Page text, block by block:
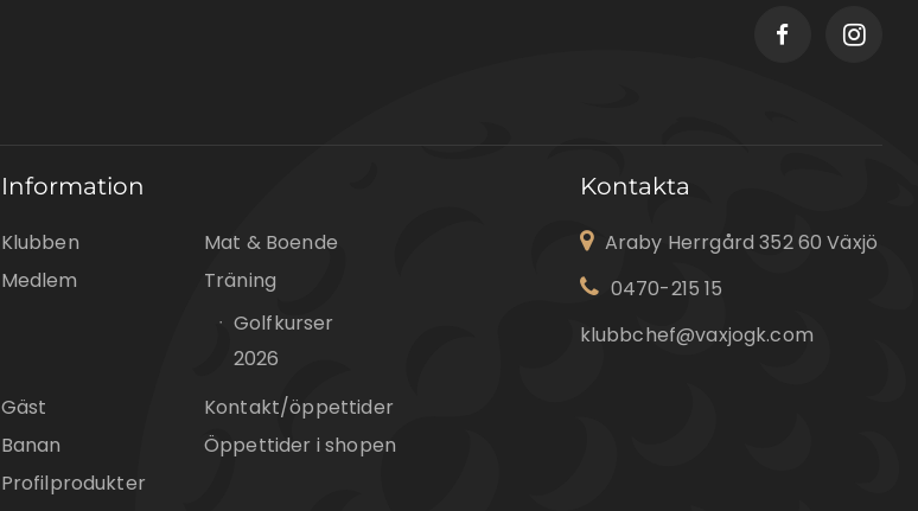
Information
Klubben
Mat & Boende
Medlem
Träning
Golfkurser
2026
Gäst
Kontakt/öppettider
Banan
Öppettider i shopen
Profilprodukter
Kontakta
Araby Herrgård 352 60 Växjö
0470-215 15
klubbchef@vaxjogk.com